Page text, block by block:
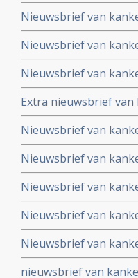
Nieuwsbrief van
Nieuwsbrief van
Nieuwsbrief van
Extra nieuwsbrief
Truth about cancer:
symposium
Nieuwsbrief van
Nieuwsbrief van
Nieuwsbrief van
wetenschappelijk
Nieuwsbrief van
Nieuwsbrief van
nieuwsbrief van